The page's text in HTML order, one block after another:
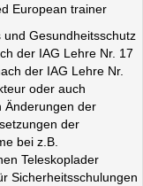
European trainer
und Gesundheitsschutz
der IAG Lehre Nr. 17
der IAG Lehre Nr.
oder auch
Änderungen der
der
bei z.B.
Teleskoplader
Sicherheitsschulungen